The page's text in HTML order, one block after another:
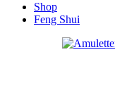
Shop
Feng Shui